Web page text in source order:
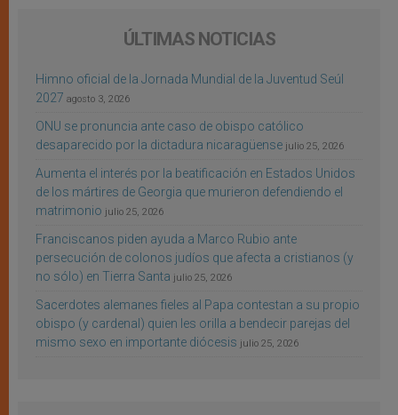
ÚLTIMAS NOTICIAS
Himno oficial de la Jornada Mundial de la Juventud Seúl
2027 agosto 3, 2026
ONU se pronuncia ante caso de obispo católico
desaparecido por la dictadura nicaragüense julio 25, 2026
Aumenta el interés por la beatificación en Estados Unidos
de los mártires de Georgia que murieron defendiendo el
matrimonio julio 25, 2026
Franciscanos piden ayuda a Marco Rubio ante
persecución de colonos judíos que afecta a cristianos (y
no sólo) en Tierra Santa julio 25, 2026
Sacerdotes alemanes fieles al Papa contestan a su propio
obispo (y cardenal) quien les orilla a bendecir parejas del
mismo sexo en importante diócesis julio 25, 2026